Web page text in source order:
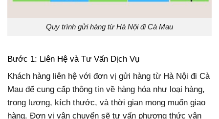
Quy trình gửi hàng từ Hà Nội đi Cà Mau
Bước 1: Liên Hệ và Tư Vấn Dịch Vụ
Khách hàng liên hệ với đơn vị gửi hàng từ Hà Nội đi Cà
Mau để cung cấp thông tin về hàng hóa như loại hàng,
trọng lượng, kích thước, và thời gian mong muốn giao
hàng. Đơn vị vận chuyển sẽ tư vấn phương thức vận